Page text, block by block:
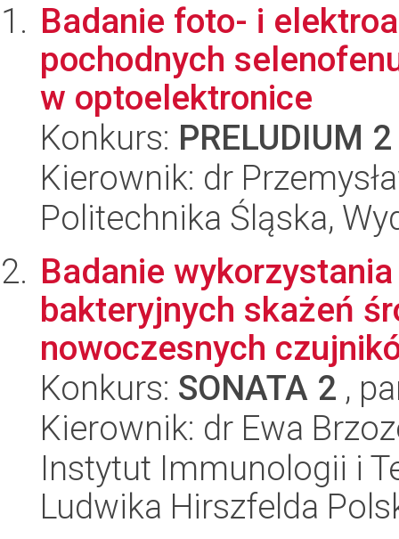
Badanie foto- i
pochodnych
w optoelektronice
Konkurs: PRELUDIUM 2
Kierownik: dr
Politechnika Śląska,
Badanie
bakteryjnych skażeń
nowoczesnych
Konkurs: SONATA 2 ,
Kierownik: dr Ewa
Instytut Immunologii i
Ludwika Hirszfelda